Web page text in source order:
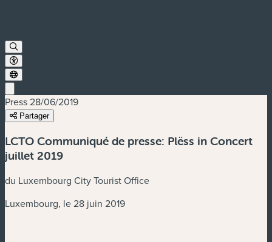
Press28/06/2019
Partager
LCTO Communiqué de presse: Plëss in Concert
juillet 2019
du Luxembourg City Tourist Office
Luxembourg, le 28 juin 2019